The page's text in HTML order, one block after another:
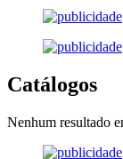
Catálogos
Nenhum resultado